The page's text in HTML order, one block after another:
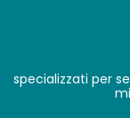
specializzati per